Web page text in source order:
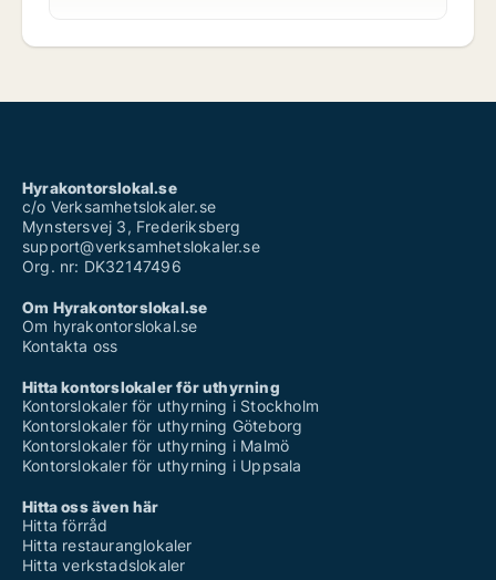
Hyrakontorslokal.se
c/o Verksamhetslokaler.se
Mynstersvej 3, Frederiksberg
support@verksamhetslokaler.se
Org. nr: DK32147496
Om Hyrakontorslokal.se
Om hyrakontorslokal.se
Kontakta oss
Hitta kontorslokaler för uthyrning
Kontorslokaler för uthyrning i Stockholm
Kontorslokaler för uthyrning Göteborg
Kontorslokaler för uthyrning i Malmö
Kontorslokaler för uthyrning i Uppsala
Hitta oss även här
Hitta förråd
Hitta restauranglokaler
Hitta verkstadslokaler